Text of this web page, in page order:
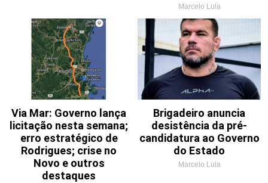
Marcelo Lula
Via Mar: Governo lança
licitação nesta semana;
erro estratégico de
Rodrigues; crise no
Novo e outros
destaques
Brigadeiro anuncia
desistência da pré-
candidatura ao Governo
do Estado
Marcelo Lula